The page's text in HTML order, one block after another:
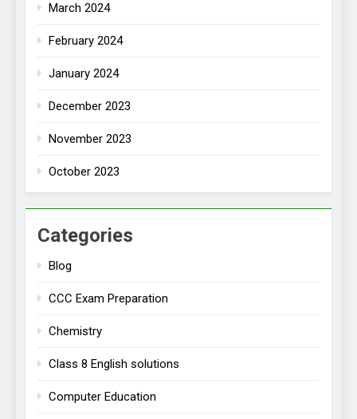
March 2024
February 2024
January 2024
December 2023
November 2023
October 2023
Categories
Blog
CCC Exam Preparation
Chemistry
Class 8 English solutions
Computer Education